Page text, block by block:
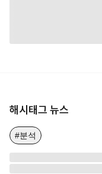
해시태그 뉴스
#분석